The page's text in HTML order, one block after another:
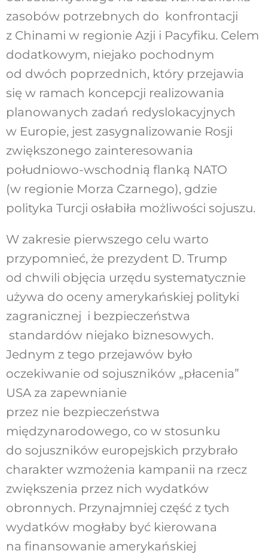
zasobów potrzebnych do konfrontacji
z Chinami w regionie Azji i Pacyfiku. Celem
dodatkowym, niejako pochodnym
od dwóch poprzednich, który przejawia
się w ramach koncepcji realizowania
planowanych zadań redyslokacyjnych
w Europie, jest zasygnalizowanie Rosji
zwiększonego zainteresowania
południowo-wschodnią flanką NATO
(w regionie Morza Czarnego), gdzie
polityka Turcji osłabiła możliwości sojuszu.
W zakresie pierwszego celu warto
przypomnieć, że prezydent D. Trump
od chwili objęcia urzędu systematycznie
używa do oceny amerykańskiej polityki
zagranicznej i bezpieczeństwa
standardów niejako biznesowych.
Jednym z tego przejawów było
oczekiwanie od sojuszników „płacenia”
USA za zapewnianie
przez nie bezpieczeństwa
międzynarodowego, co w stosunku
do sojuszników europejskich przybrało
charakter wzmożenia kampanii na rzecz
zwiększenia przez nich wydatków
obronnych. Przynajmniej część z tych
wydatków mogłaby być kierowana
na finansowanie amerykańskiej